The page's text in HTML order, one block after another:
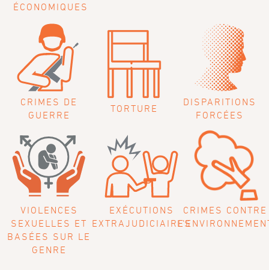
ÉCONOMIQUES
CRIMES DE
GUERRE
TORTURE
DISPARITIONS
FORCÉES
VIOLENCES
SEXUELLES ET
BASÉES SUR LE
GENRE
EXÉCUTIONS
EXTRAJUDICIAIRES
CRIMES CONTRE